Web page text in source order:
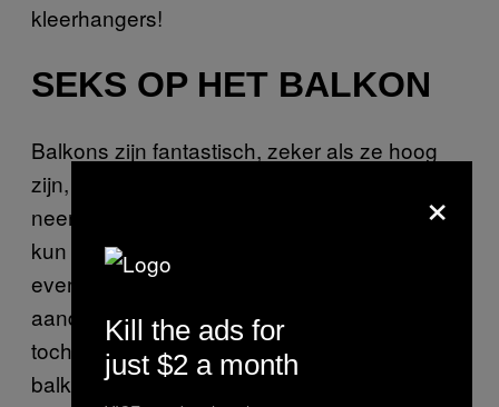
kleerhangers!
SEKS OP HET BALKON
Balkons zijn fantastisch, zeker als ze hoog
zijn, omheiningen hebben en je er van alles
neer kunt zetten. Dan heb je veel privacy én
kun je allerlei kanten op. Doe wel binnen
even het licht uit, zodat je geen onnodige
aandacht trekt, en let natuurlijk goed op of er
toch niet glurende buren zijn die recht op je
balkon kunnen uitkijken. Mochten er geen
×
Kill the ads for
just $2 a month